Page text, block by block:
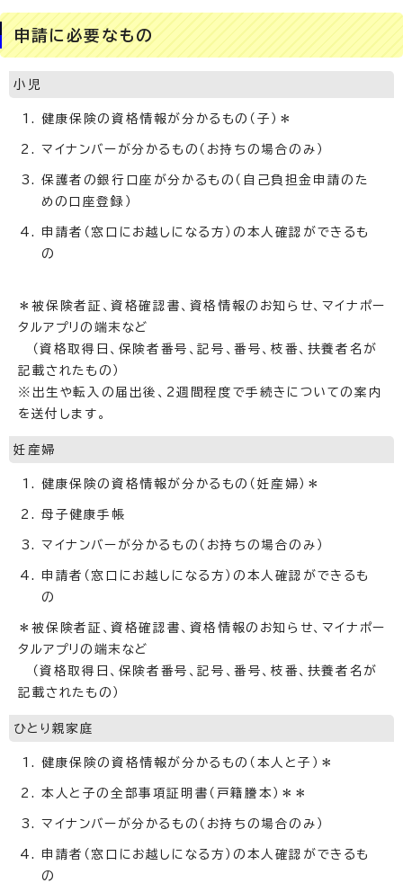
申請に必要なもの
小児
健康保険の資格情報が分かるもの（子）＊
マイナンバーが分かるもの（お持ちの場合のみ）
保護者の銀行口座が分かるもの（自己負担金申請のた
めの口座登録）
申請者（窓口にお越しになる方）の本人確認ができるも
の
＊被保険者証、資格確認書、資格情報のお知らせ、マイナポー
タルアプリの端末など
（資格取得日、保険者番号、記号、番号、枝番、扶養者名が
記載されたもの）
※出生や転入の届出後、2週間程度で手続きについての案内
を送付します。
妊産婦
健康保険の資格情報が分かるもの（妊産婦）＊
母子健康手帳
マイナンバーが分かるもの（お持ちの場合のみ）
申請者（窓口にお越しになる方）の本人確認ができるも
の
＊被保険者証、資格確認書、資格情報のお知らせ、マイナポー
タルアプリの端末など
（資格取得日、保険者番号、記号、番号、枝番、扶養者名が
記載されたもの）
ひとり親家庭
健康保険の資格情報が分かるもの（本人と子）＊
本人と子の全部事項証明書（戸籍謄本）＊＊
マイナンバーが分かるもの（お持ちの場合のみ）
申請者（窓口にお越しになる方）の本人確認ができるも
の